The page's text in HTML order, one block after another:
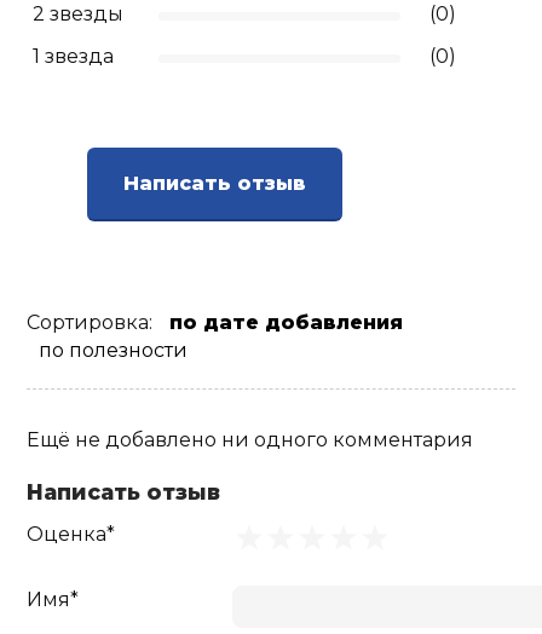
2 звезды
(0)
1 звезда
(0)
Написать отзыв
Сортировка:
по дате добавления
по полезности
Ещё не добавлено ни одного комментария
Написать отзыв
Оценка*
Имя*